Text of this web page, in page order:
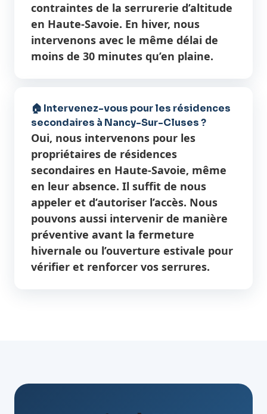
contraintes de la serrurerie d’altitude
en Haute-Savoie. En hiver, nous
intervenons avec le même délai de
moins de 30 minutes qu’en plaine.
🏠 Intervenez-vous pour les résidences
secondaires à Nancy-Sur-Cluses ?
Oui, nous intervenons pour les
propriétaires de résidences
secondaires en Haute-Savoie, même
en leur absence. Il suffit de nous
appeler et d’autoriser l’accès. Nous
pouvons aussi intervenir de manière
préventive avant la fermeture
hivernale ou l’ouverture estivale pour
vérifier et renforcer vos serrures.